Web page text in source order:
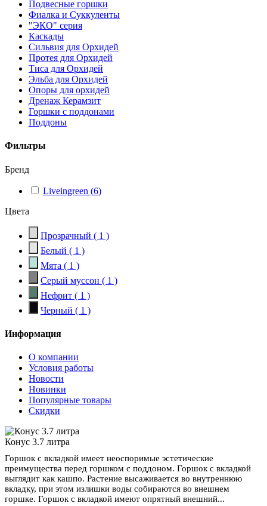
Подвесные горшки
Фиалка и Суккуленты
"ЭКО" серия
Каскады
Сильвия для Орхидей
Протея для Орхидей
Тиса для Орхидей
Эльба для Орхидей
Опоры для орхидей
Дренаж Керамзит
Горшки с поддонами
Поддоны
Фильтры
Бренд
Liveingreen (6)
Цвета
Прозрачный ( 1 )
Белый ( 1 )
Мята ( 1 )
Серый муссон ( 1 )
Нефрит ( 1 )
Черный ( 1 )
Информация
О компании
Условия работы
Новости
Новинки
Популярные товары
Скидки
Конус 3.7 литра
Горшок с вкладкой имеет неоспоримые эстетические
преимущества перед горшком с поддоном. Горшок с вкладкой
выглядит как кашпо. Растение высаживается во внутреннюю
вкладку, при этом излишки воды собираются во внешнем
горшке. Горшок с вкладкой имеют опрятный внешний...